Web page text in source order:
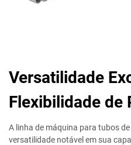
Versatilidade
Flexibilidade de
A linha de máquina para tubos
versatilidade notável em sua